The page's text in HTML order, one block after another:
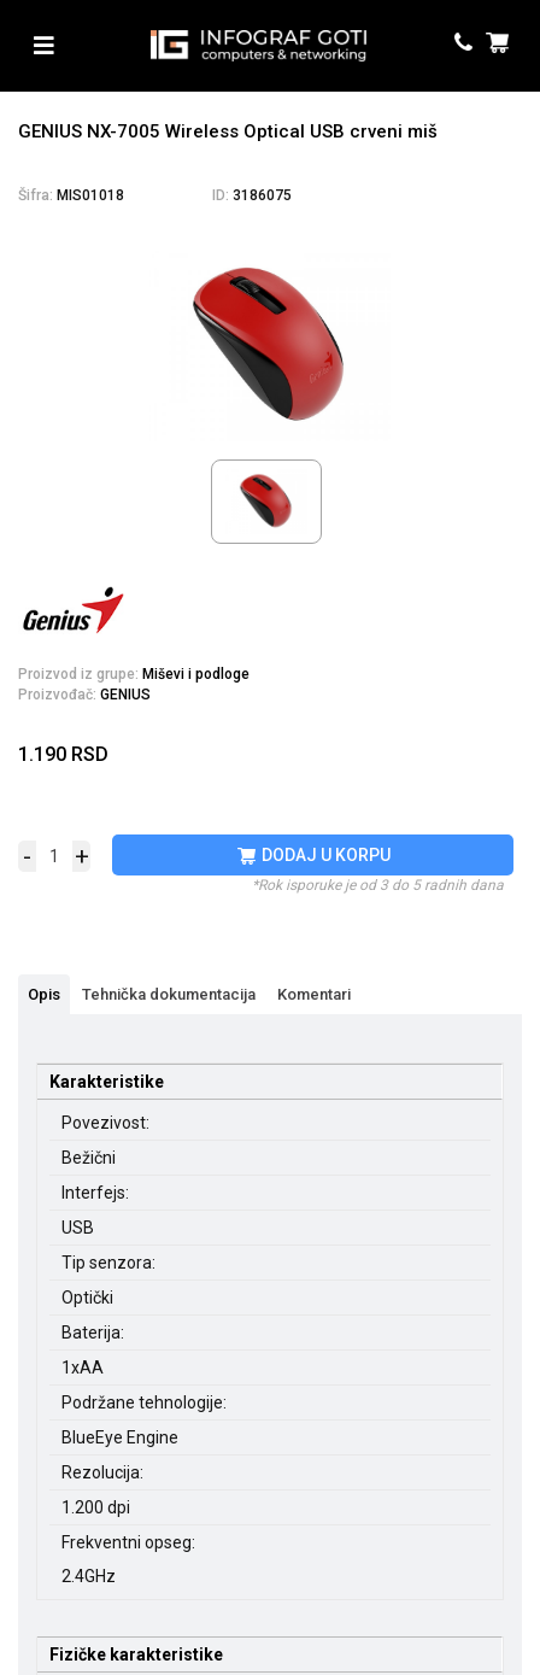
GENIUS NX-7005 Wireless Optical USB crveni miš
Šifra: MIS01018 ID: 3186075
Proizvod iz grupe: Miševi i podloge
Proizvođač: GENIUS
1.190 RSD
- + DODAJ U KORPU
*Rok isporuke je od 3 do 5 radnih dana
Opis Tehnička dokumentacija Komentari
Karakteristike
Povezivost:
Bežični
Interfejs:
USB
Tip senzora:
Optički
Baterija:
1xAA
Podržane tehnologije:
BlueEye Engine
Rezolucija:
1.200 dpi
Frekventni opseg:
2.4GHz
Fizičke karakteristike